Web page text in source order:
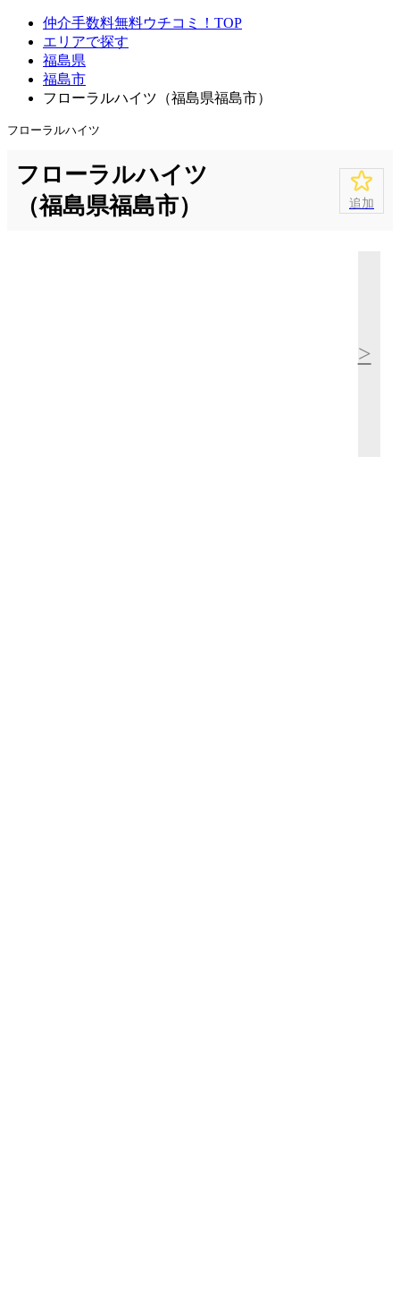
仲介手数料無料ウチコミ！TOP
エリアで探す
福島県
福島市
フローラルハイツ（福島県福島市）
フローラルハイツ
フローラルハイツ
（福島県福島市）
追加
>